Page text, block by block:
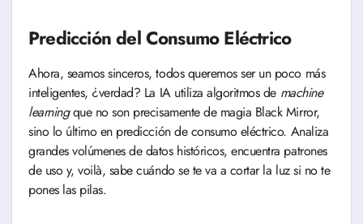
Predicción del Consumo Eléctrico
Ahora, seamos sinceros, todos queremos ser un poco más
inteligentes, ¿verdad? La IA utiliza algoritmos de machine
learningque no son precisamente de magia Black Mirror,
sino lo último en predicción de consumo eléctrico. Analiza
grandes volúmenes de datos históricos, encuentra patrones
de uso y, voilà, sabe cuándo se te va a cortar la luz si no te
pones las pilas.